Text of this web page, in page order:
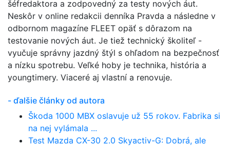
šéfredaktora a zodpovedný za testy nových áut.
Neskôr v online redakcii denníka Pravda a následne v
odbornom magazíne FLEET opäť s dôrazom na
testovanie nových áut. Je tiež technický školiteľ -
vyučuje správny jazdný štýl s ohľadom na bezpečnosť
a nízku spotrebu. Veľké hoby je technika, história a
youngtimery. Viaceré aj vlastní a renovuje.
- ďalšie články od autora
Škoda 1000 MBX oslavuje už 55 rokov. Fabrika si
na nej vylámala ...
Test Mazda CX-30 2.0 Skyactiv-G: Dobrá, ale